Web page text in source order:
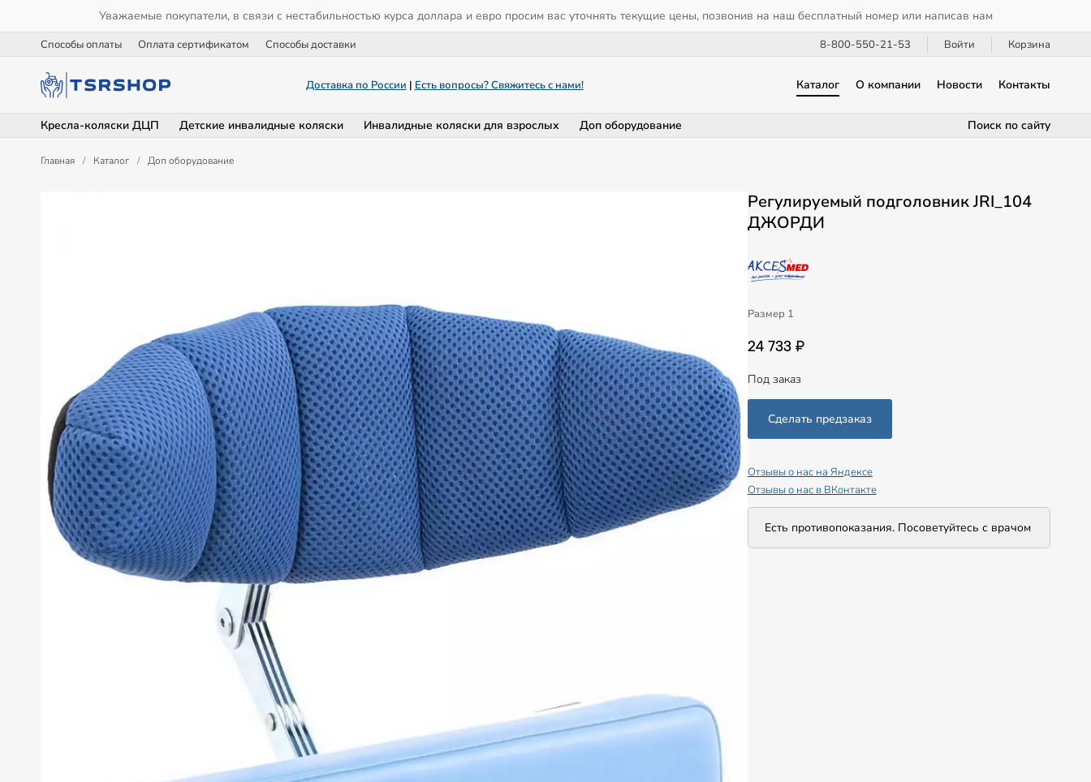
Уважаемые покупатели, в связи с нестабильностью курса доллара и евро просим вас уточнять текущие цены, позвонив на наш бесплатный номер или написав нам
Способы оплаты Оплата сертификатом Способы доставки 8-800-550-21-53 Войти Корзина
Доставка по России | Есть вопросы? Свяжитесь с нами! Каталог О компании Новости Контакты
Кресла-коляски ДЦП Детские инвалидные коляски Инвалидные коляски для взрослых Доп оборудование Поиск по сайту
Главная / Каталог / Доп оборудование
Регулируемый подголовник JRI_104
ДЖОРДИ
Размер 1
24 733 ₽
Под заказ
Отзывы о нас на Яндексе
Отзывы о нас в ВКонтакте
Есть противопоказания. Посоветуйтесь с врачом